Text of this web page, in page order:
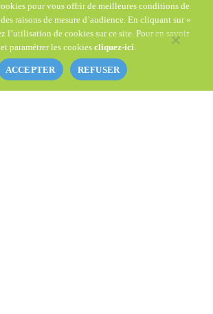
pour vous offrir de meilleures conditions de
raisons de mesure d’audience. En cliquant sur «
l’utilisation de cookies sur ce site. Pour en savoir
paramétrer les cookiescliquez-ici.
ACCEPTER REFUSER